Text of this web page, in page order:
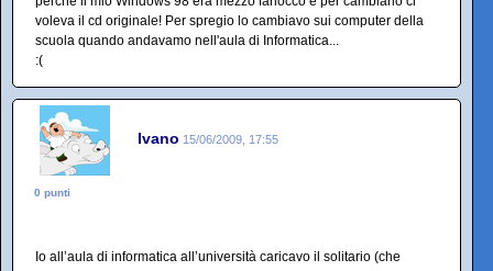
voleva il cd originale! Per spregio lo cambiavo sui computer della
scuola quando andavamo nell'aula di Informatica...
:(
Ivano 15/06/2009, 17:55
0 punti
Io all’aula di informatica all’università caricavo il solitario (che